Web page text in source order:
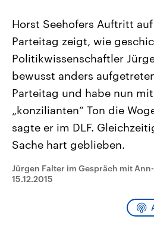
Landtagswahl Sachsen-Anhalt
2026
Alle Informationen
Sachsen-Anhalt wählt am 6.
September 2026 einen neuen
Landtag. Seit 2021 wird das
Bundesland von einer Koalition aus
Umfragen, Prognosen,
Wahlprogramme, aktuelle Berichte
und Hintergründe zu den Parteien
Wahl.
Sendungen Programm
Audio-Archiv
Horst Seehofers Auftritt
Parteitag zeigt, wie
Politikwissenschaftler
bewusst anders
Parteitag und habe nun
„konzilianten“ Ton die
sagte er im DLF.
Sache hart geblieben.
Jürgen Falter im Gespräch mit
15.12.2015